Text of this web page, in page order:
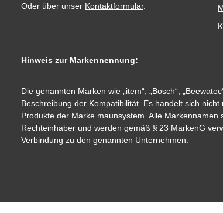
Oder über unser Kontaktformular.
Hinweis zur Markennennung:
Die genannten Marken wie „item“, „Bosch“,
Beschreibung der Kompatibilität. Es handelt sich
Produkte der Marke maunsystem. Alle Markennamen
Rechteinhaber und werden gemäß § 23 MarkenG
Verbindung zu den genannten Unternehmen.